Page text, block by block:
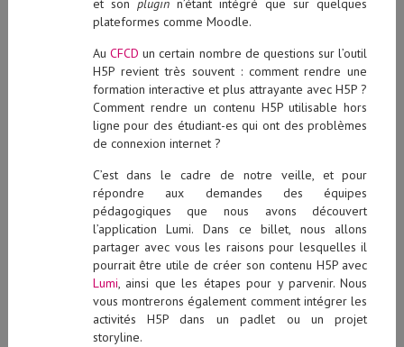
et son pluginn’étant intégré que sur quelques
plateformes comme Moodle.
Au CFCD un certain nombre de questions sur l’outil
H5P revient très souvent : comment rendre une
formation interactive et plus attrayante avec H5P ?
Comment rendre un contenu H5P utilisable hors
ligne pour des étudiant-es qui ont des problèmes
de connexion internet ?
C’est dans le cadre de notre veille, et pour
répondre aux demandes des équipes
pédagogiques que nous avons découvert
l’application Lumi. Dans ce billet, nous allons
partager avec vous les raisons pour lesquelles il
pourrait être utile de créer son contenu H5P avec
Lumi, ainsi que les étapes pour y parvenir. Nous
vous montrerons également comment intégrer les
activités H5P dans un padlet ou un projet
storyline.